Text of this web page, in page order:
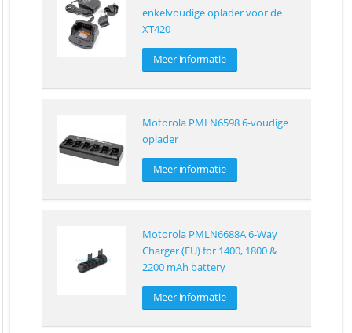
enkelvoudige oplader voor de
XT420
Meer informatie
Motorola PMLN6598 6-voudige
oplader
Meer informatie
Motorola PMLN6688A 6-Way
Charger (EU) for 1400, 1800 &
2200 mAh battery
Meer informatie